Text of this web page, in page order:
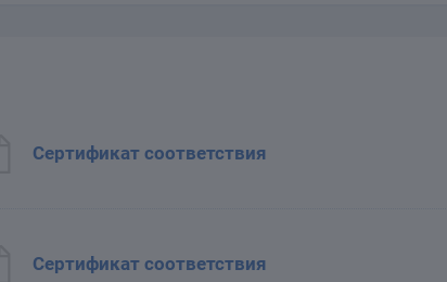
Сертификат соответствия
Сертификат соответствия